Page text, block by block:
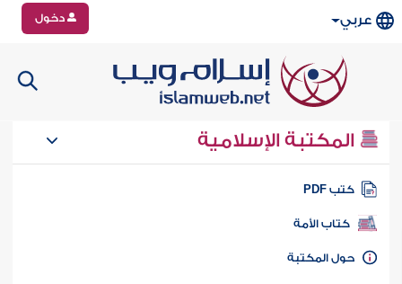
عربي دخول
المكتبة الإسلامية
كتب PDF
كتاب الأمة